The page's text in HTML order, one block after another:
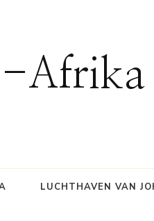
Afrika
LUCHTHAVEN VAN